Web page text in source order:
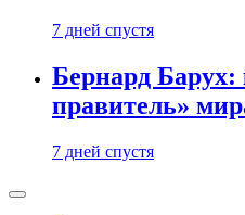
7 дней спустя
Бернард
правитель»
7 дней спустя